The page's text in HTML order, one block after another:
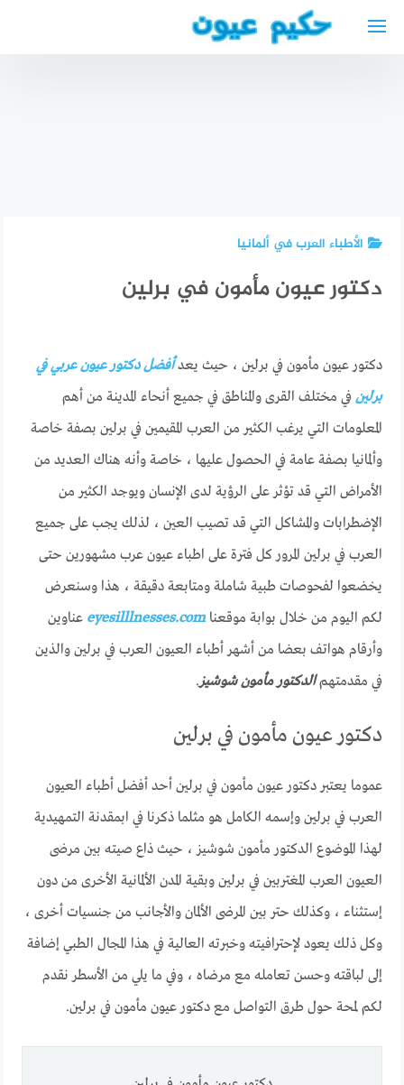
الأطباء العرب في ألمانيا
دكتور عيون مأمون في برلين
دكتور عيون مأمون في برلين ، حيث يعدأفضل دكتور عيون عربي في
برلين في مختلف القرى والمناطق في جميع أنحاء المدينة من أهم
المعلومات التي يرغب الكثير من العرب المقيمين في برلين بصفة خاصة
وألمانيا بصفة عامة في الحصول عليها ، خاصة وأنه هناك العديد من
الأمراض التي قد تؤثر على الرؤية لدى الإنسان ويوجد الكثير من
الإضطرابات والمشاكل التي قد تصيب العين ، لذلك يجب على جميع
العرب في برلين المرور كل فترة على اطباء عيون عرب مشهورين حتى
يخضعوا لفحوصات طبية شاملة ومتابعة دقيقة ، هذا وسنعرض
لكم اليوم من خلال بوابة موقعناeyesilllnesses.com عناوين
وأرقام هواتف بعضا من أشهر أطباء العيون العرب في برلين والذين
في مقدمتهمالدكتور مأمون شوشيز.
دكتور عيون مأمون في برلين
عموما يعتبر دكتور عيون مأمون في برلين أحد أفضل أطباء العيون
العرب في برلين وإسمه الكامل هو مثلما ذكرنا في ابمقدنة التمهيدية
لهذا الموضوع الدكتور مأمون شوشيز ، حيث ذاع صيته بين مرضى
العيون العرب المغتربين في برلين وبقية المدن الألمانية الأخرى من دون
إستثناء ، وكذلك حتر بين المرضى الألمان والأجانب من جنسيات أخرى ،
وكل ذلك يعود لإحترافيته وخبرته العالية في هذا المجال الطبي إضافة
إلى لباقته وحسن تعامله مع مرضاه ، وفي ما يلي من الأسطر نقدم
لكم لمحة حول طرق التواصل مع دكتور عيون مأمون في برلين.